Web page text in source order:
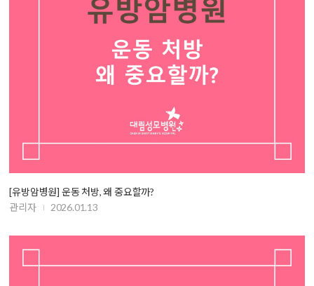
[유방암병원] 운동 처방, 왜 중요할까?
관리자
2026.01.13